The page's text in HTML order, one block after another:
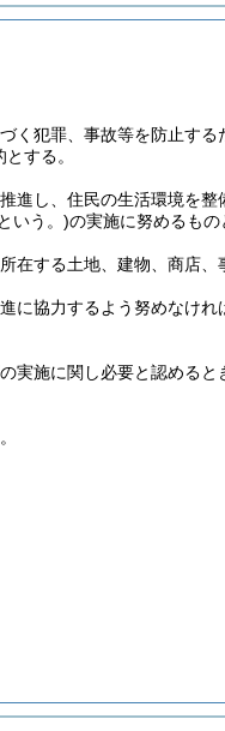
く犯罪、事故等を防止す
する。
進し、住民の生活環境を
いう。)の実施に努めるもの
する土地、建物、商店、
に協力するよう努めなけれ
施に関し必要と認めると